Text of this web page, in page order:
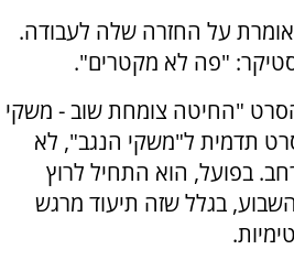
אומרת על החזרה שלה לעבודה.
"פה לא מקטרים".
"החיטה צומחת שוב - משקי
תדמית ל"משקי הנגב", לא
בפועל, הוא התחיל לרוץ
בגלל שזה תיעוד מרגש